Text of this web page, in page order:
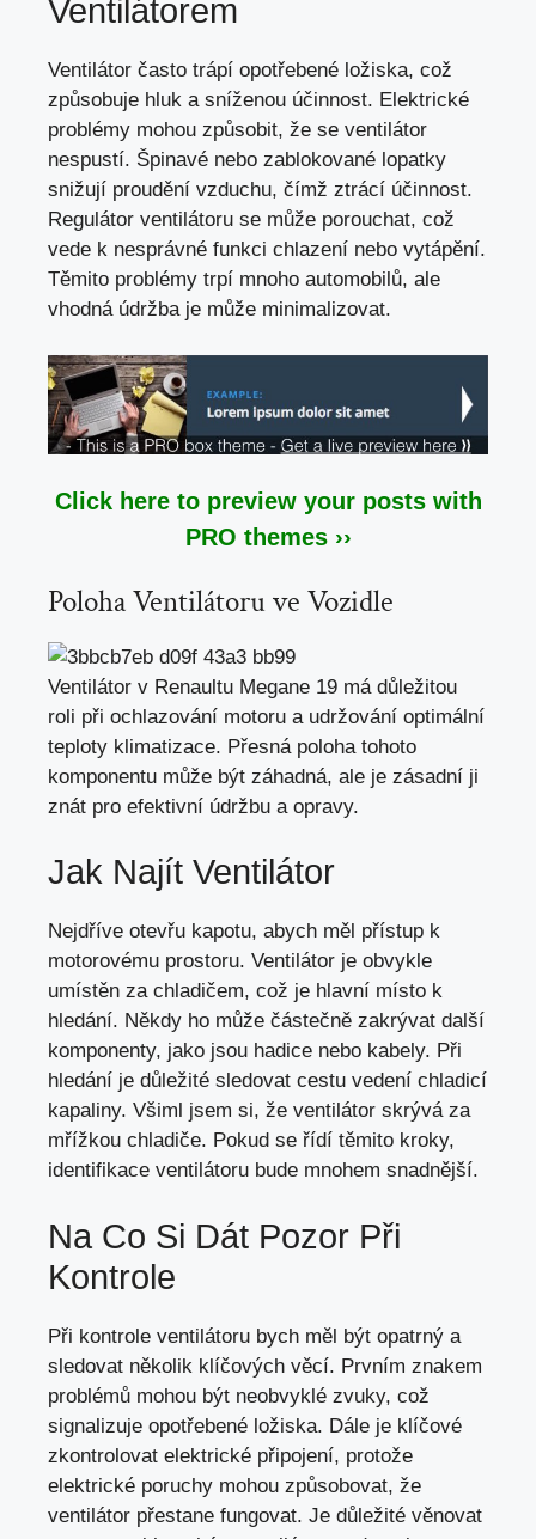
Ventilátorem
Ventilátor často trápí opotřebené ložiska, což
způsobuje hluk a sníženou účinnost. Elektrické
problémy mohou způsobit, že se ventilátor
nespustí. Špinavé nebo zablokované lopatky
snižují proudění vzduchu, čímž ztrácí účinnost.
Regulátor ventilátoru se může porouchat, což
vede k nesprávné funkci chlazení nebo vytápění.
Těmito problémy trpí mnoho automobilů, ale
vhodná údržba je může minimalizovat.
Click here to preview your posts with
PRO themes ››
Poloha Ventilátoru ve Vozidle
Ventilátor v Renaultu Megane 19 má důležitou
roli při ochlazování motoru a udržování optimální
teploty klimatizace. Přesná poloha tohoto
komponentu může být záhadná, ale je zásadní ji
znát pro efektivní údržbu a opravy.
Jak Najít Ventilátor
Nejdříve otevřu kapotu, abych měl přístup k
motorovému prostoru. Ventilátor je obvykle
umístěn za chladičem, což je hlavní místo k
hledání. Někdy ho může částečně zakrývat další
komponenty, jako jsou hadice nebo kabely. Při
hledání je důležité sledovat cestu vedení chladicí
kapaliny. Všiml jsem si, že ventilátor skrývá za
mřížkou chladiče. Pokud se řídí těmito kroky,
identifikace ventilátoru bude mnohem snadnější.
Na Co Si Dát Pozor Při
Kontrole
Při kontrole ventilátoru bych měl být opatrný a
sledovat několik klíčových věcí. Prvním znakem
problémů mohou být neobvyklé zvuky, což
signalizuje opotřebené ložiska. Dále je klíčové
zkontrolovat elektrické připojení, protože
elektrické poruchy mohou způsobovat, že
ventilátor přestane fungovat. Je důležité věnovat